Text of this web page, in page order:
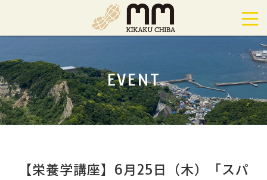
EVENT
【栄養学講座】6月25日（木）「スパ